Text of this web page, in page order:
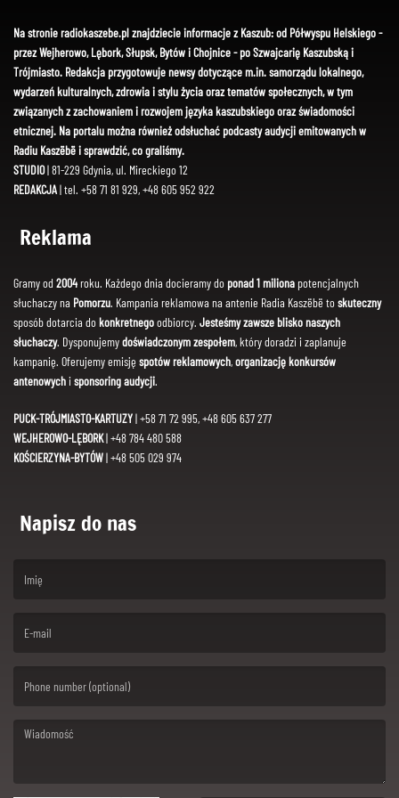
Na stronie radiokaszebe.pl znajdziecie informacje z Kaszub: od Półwyspu Helskiego -
przez Wejherowo, Lębork, Słupsk, Bytów i Chojnice - po Szwajcarię Kaszubską i
Trójmiasto. Redakcja przygotowuje newsy dotyczące m.in. samorządu lokalnego,
wydarzeń kulturalnych, zdrowia i stylu życia oraz tematów społecznych, w tym
związanych z zachowaniem i rozwojem języka kaszubskiego oraz świadomości
etnicznej. Na portalu można również odsłuchać podcasty audycji emitowanych w
Radiu Kaszëbë i sprawdzić, co graliśmy.
STUDIO| 81-229 Gdynia, ul. Mireckiego 12
REDAKCJA| tel. +58 71 81 929, +48 605 952 922
Reklama
Gramy od 2004roku. Każdego dnia docieramy do ponad 1 miliona potencjalnych
słuchaczy na Pomorzu. Kampania reklamowa na antenie Radia Kaszëbë toskuteczny
sposób dotarcia dokonkretnegoodbiorcy. Jesteśmy zawsze blisko naszych
słuchaczy. Dysponujemydoświadczonym zespołem, który doradzi i zaplanuje
kampanię. Oferujemy emisję spotów reklamowych,organizację konkursów
antenowychi sponsoring audycji.
PUCK-TRÓJMIASTO-KARTUZY| +58 71 72 995, +48 605 637 277
WEJHEROWO-LĘBORK| +48 784 480 588
KOŚCIERZYNA-BYTÓW| +48 505 029 974
Napisz do nas